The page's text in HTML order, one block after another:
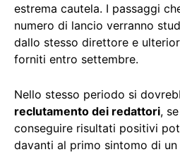
estrema cautela. I passaggi
numero di lancio verranno
dallo stesso direttore e
forniti entro settembre.
Nello stesso periodo si
reclutamento dei redattori,
conseguire risultati positivi
davanti al primo sintomo di